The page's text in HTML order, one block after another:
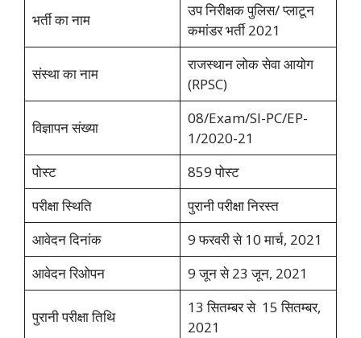
भर्ती का नाम
उप निरीक्षक पुलिस/ प्लाटून
कमांडर भर्ती 2021
संस्था का नाम
राजस्थान लोक सेवा आयोग
(RPSC)
विज्ञापन संख्या
08/Exam/SI-PC/EP-
1/2020-21
पोस्ट
859 पोस्ट
परीक्षा स्थिति
पुरानी परीक्षा निरस्त
आवेदन दिनांक
9 फरवरी से 10 मार्च, 2021
आवेदन रिओपन
9 जून से 23 जून, 2021
पुरानी परीक्षा तिथि
13 सितम्बर से 15 सितम्बर,
2021